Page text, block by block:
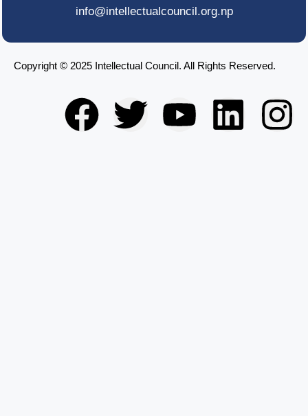
info@intellectualcouncil.org.np
Copyright © 2025 Intellectual Council. All Rights Reserved.